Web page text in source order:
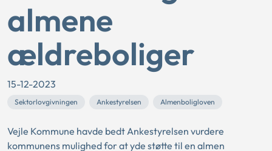
almene
ældreboliger
15-12-2023
Sektorlovgivningen Ankestyrelsen Almenboligloven
Vejle Kommune havde bedt Ankestyrelsen vurdere
kommunens mulighed for at yde støtte til en almen